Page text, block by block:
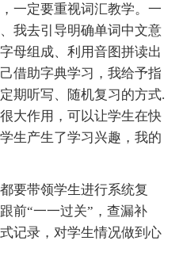
一定要重视词汇教学。一
我去引导明确单词中文意
母组成、利用音图拼读出
借助字典学习，我给予指
期听写、随机复习的方式.
大作用，可以让学生在快
生产生了学习兴趣，我的
要带领学生进行系统复
前“一一过关”，查漏补
记录，对学生情况做到心